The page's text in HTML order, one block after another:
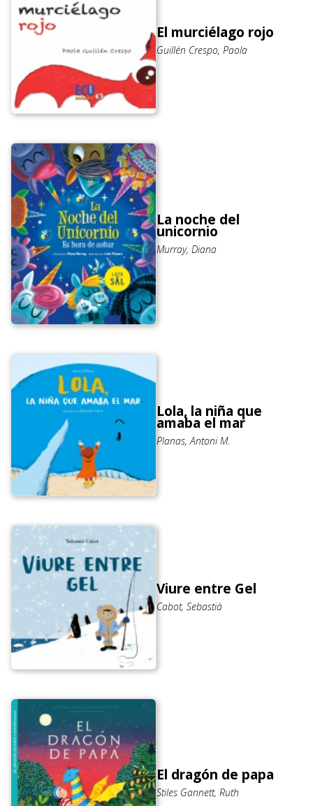
El murciélago rojo
Guillén Crespo, Paola
La noche del
unicornio
Murray, Diana
Lola, la niña que
amaba el mar
Planas, Antoni M.
Viure entre Gel
Cabot, Sebastià
El dragón de papa
Stiles Gannett, Ruth